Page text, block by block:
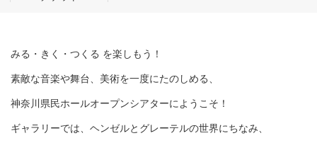
みる・きく・つくる を楽しもう！
素敵な音楽や舞台、美術を一度にたのしめる、
神奈川県民ホールオープンシアターにようこそ！
ギャラリーでは、ヘンゼルとグレーテルの世界にちなみ、